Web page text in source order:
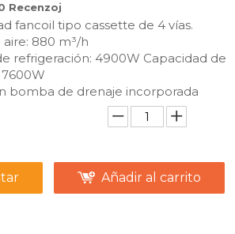
Recenzoj
fancoil tipo cassette de 4 vías.
880 m³/h
refrigeración: 4900W Capacidad de
bomba de drenaje incorporada
Añadir al carrito